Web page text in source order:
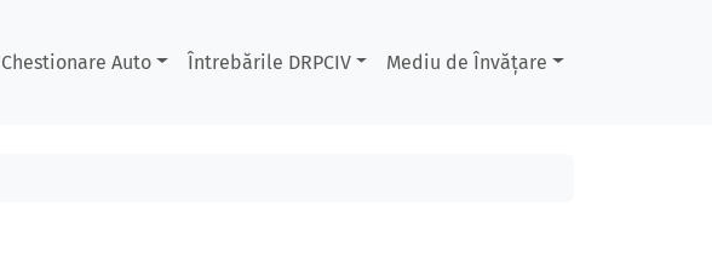
Chestionare Auto Întrebările DRPCIV Mediu de Învățare